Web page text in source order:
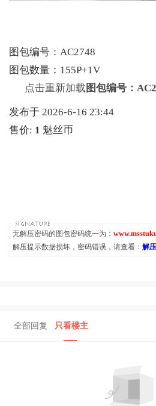
图包编号：AC2748
图包数量：155P+1V
点击重新加载 图包编号：
发布于 2026-6-16 23:44
售价: 1 魅丝币
无解压密码的图包密码统一为：
解压提示数据损坏，密码错误，请查看： 解
全部回复 只看楼主